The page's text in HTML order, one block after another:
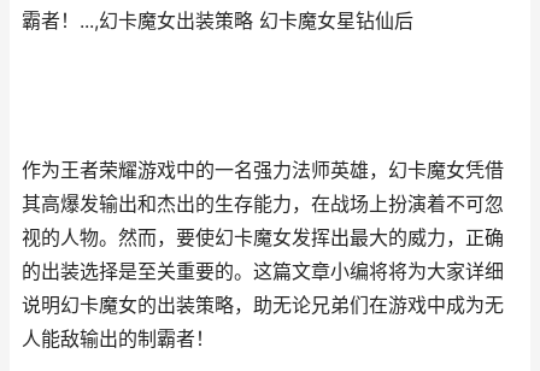
霸者！...,幻卡魔女出装策略 幻卡魔女星钻仙后
作为王者荣耀游戏中的一名强力法师英雄，幻卡魔女凭借
其高爆发输出和杰出的生存能力，在战场上扮演着不可忽
视的人物。然而，要使幻卡魔女发挥出最大的威力，正确
的出装选择是至关重要的。这篇文章小编将将为大家详细
说明幻卡魔女的出装策略，助无论兄弟们在游戏中成为无
人能敌输出的制霸者！